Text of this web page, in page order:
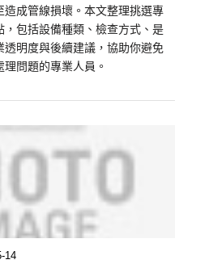
造成管線損壞。本文整理挑選專
，包括設備種類、檢查方式、是
明度與後續建議，協助你避免
問題的專業人員。
14